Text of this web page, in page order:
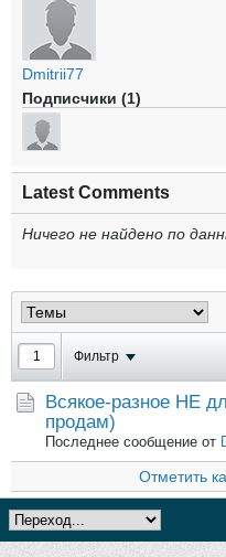
Dmitrii77
Подписчики (1)
Latest Comments
Ничего не найдено по
Фильтр
Всякое-разное НЕ
продам)
Последнее сообщение от
Отметить